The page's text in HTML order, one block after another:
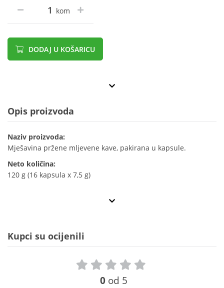
kom
DODAJ U KOŠARICU
Opis proizvoda
Naziv proizvoda:
Mješavina pržene mljevene kave, pakirana u kapsule.
Neto količina:
120 g (16 kapsula x 7,5 g)
Kupci su ocijenili
0 od 5